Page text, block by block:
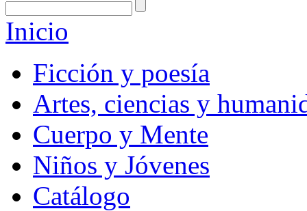
Inicio
Ficción y poesía
Artes, ciencias y
Cuerpo y Mente
Niños y Jóvenes
Catálogo